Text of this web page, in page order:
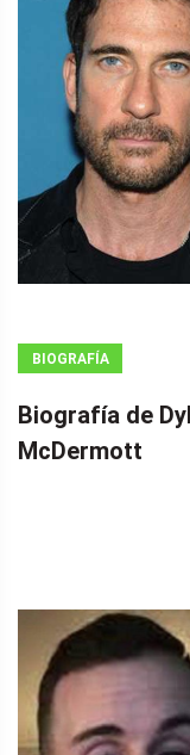
BIOGRAFÍA
Biografía de
McDermott